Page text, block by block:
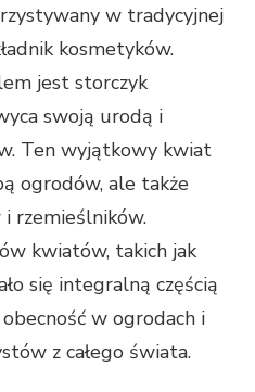
w tradycyjnej
kosmetyków.
jest storczyk
swoją urodą i
Ten wyjątkowy kwiat
ogrodów, ale także
rzemieślników.
kwiatów, takich jak
się integralną częścią
w ogrodach i
z całego świata.